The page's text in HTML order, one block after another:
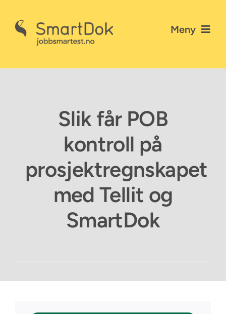
content
Meny
Personvernerklæring
Kontakt SmartDok
Slik får POB
kontroll på
prosjektregnskapet
med Tellit og
SmartDok